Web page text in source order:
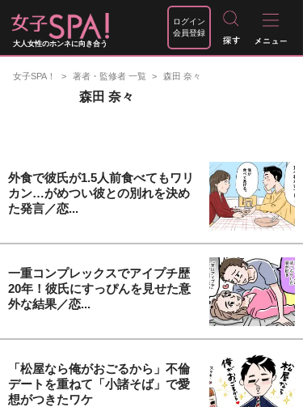
大人女性のホンネに向き合う
ログイン
会員登録
女子SPA！ 著者・監修者 一覧 森田 奈々
森田 奈々
外食で彼氏が1.5人前食べてもワリ
カン…がめつい彼との別れを決め
た発言／恋...
一重コンプレックスでアイプチ歴
20年！彼氏にすっぴんを見せた意
外な結果／恋...
「松屋なら俺がおごるから」不倫
デートを重ねて「小諸そば」で愛
想がつきたワケ